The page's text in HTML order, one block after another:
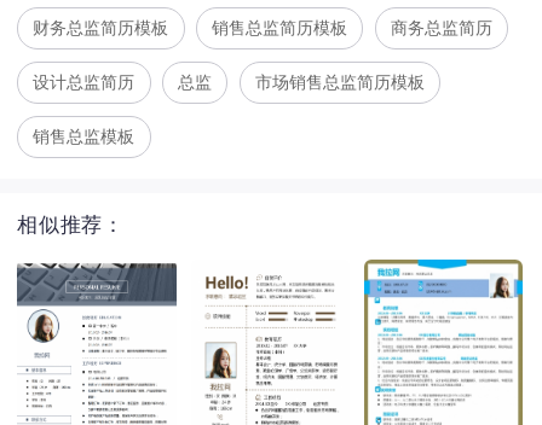
财务总监简历模板 销售总监简历模板 商务总监简历
设计总监简历 总监 市场销售总监简历模板
销售总监模板
相似推荐：